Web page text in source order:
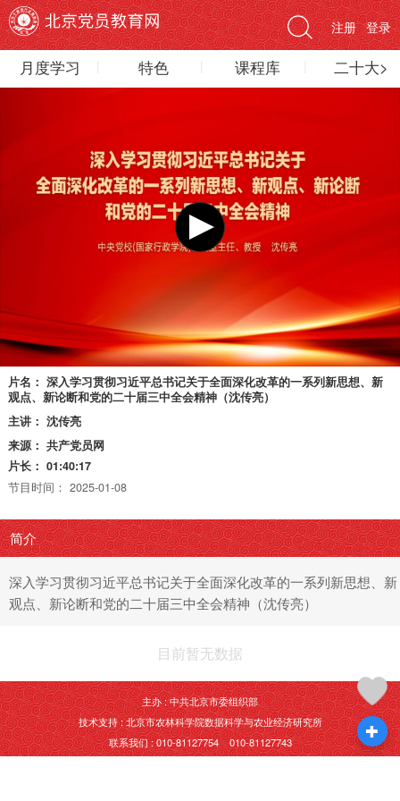
登录
注册
月度学习 特色 课程库 二十大>
片名： 深入学习贯彻习近平总书记关于全面深化改革的一系列新思想、新
观点、新论断和党的二十届三中全会精神（沈传亮）
主讲： 沈传亮
来源： 共产党员网
片长： 01:40:17
节目时间： 2025-01-08
简介
深入学习贯彻习近平总书记关于全面深化改革的一系列新思想、新
观点、新论断和党的二十届三中全会精神（沈传亮）
目前暂无数据
主办 : 中共北京市委组织部
技术支持 : 北京市农林科学院数据科学与农业经济研究所
联系我们 : 010-81127754 010-81127743